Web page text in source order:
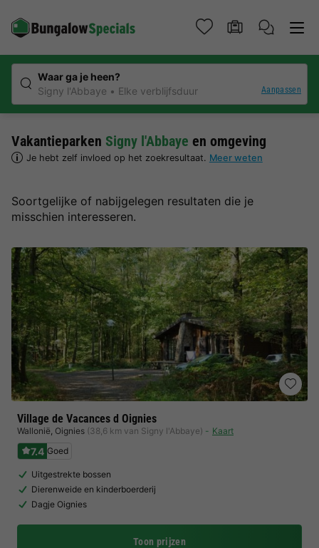
Waar ga je heen?
Signy l'Abbaye
Elke verblijfsduur Aanpassen
Vakantieparken Signy l'Abbaye en omgeving
Je hebt zelf invloed op het zoekresultaat. Meer weten
Soortgelijke of nabijgelegen resultaten die je
misschien interesseren.
Village de Vacances d Oignies
Wallonië, Oignies (38,6 km van Signy l'Abbaye) Kaart
7.4 Goed
Uitgestrekte bossen
Dierenweide en kinderboerderij
Dagje Oignies
Toon prijzen